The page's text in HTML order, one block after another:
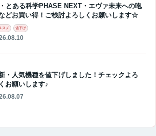
とある科学PHASE NEXT・エヴァ未来への咆
どお買い得！ご検討よろしくお願いします☆
スメ 値下げ
・人気機種を値下げしました！チェックよろ
お願いします♪